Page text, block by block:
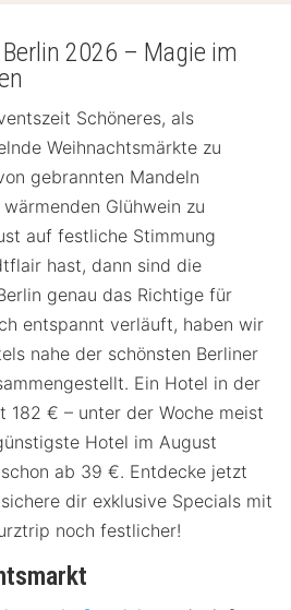
2026 – Magie im
Schöneres, als
Weihnachtsmärkte zu
gebrannten Mandeln
Glühwein zu
auf festliche Stimmung
hast, dann sind die
genau das Richtige für
entspannt verläuft, haben wir
nahe der schönsten Berliner
Ein Hotel in der
182 € – unter der Woche meist
Hotel im August
ab 39 €. Entdecke jetzt
dir exklusive Specials mit
noch festlicher!